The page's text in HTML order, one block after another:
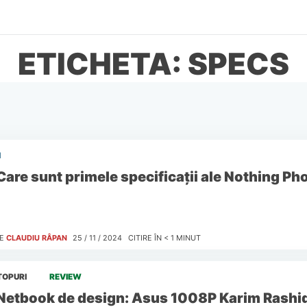
ETICHETA: SPECS
sunt primele specificații ale Nothing
CLAUDIU RÂPAN 25 / 11 / 2024 CITIRE ÎN < 1 MINUT
REVIEW
de design: Asus 1008P Karim